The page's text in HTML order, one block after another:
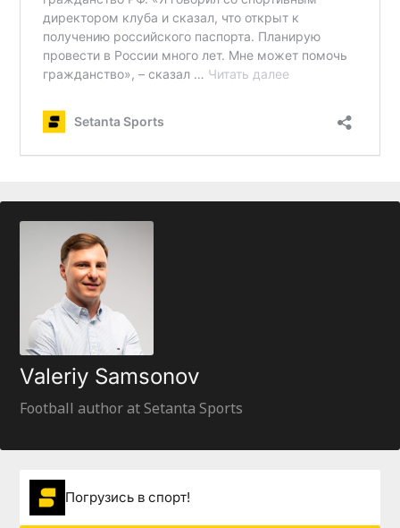
Valeriy Samsonov
Football author at Setanta Sports
Погрузиcь в спорт!